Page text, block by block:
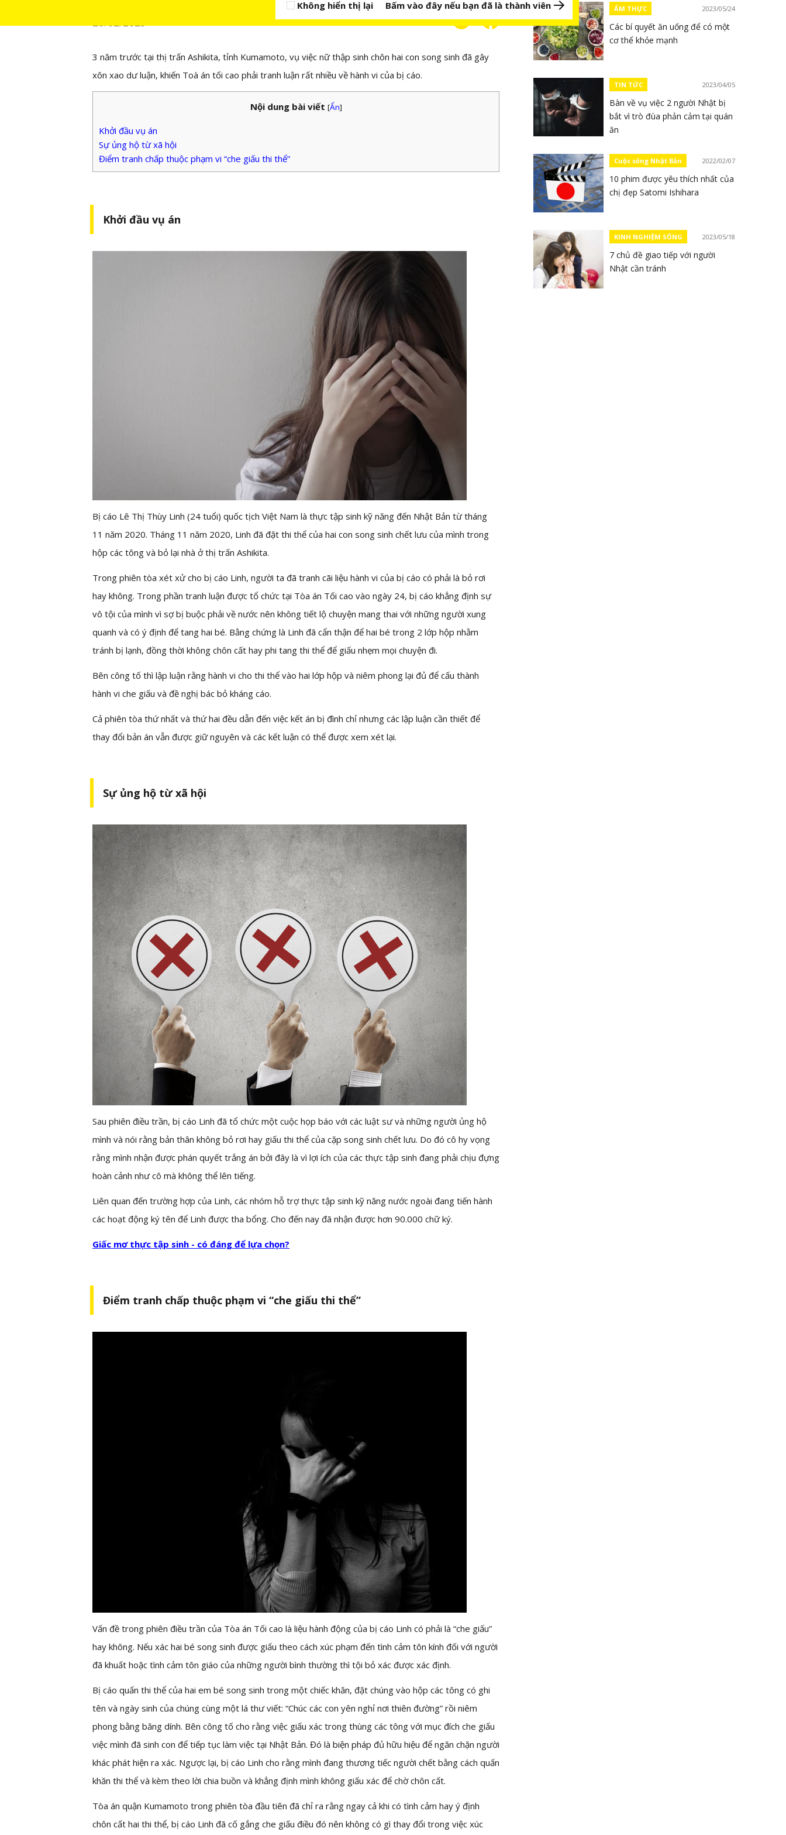
26/02/2023
3 năm trước tại thị trấn Ashikita, tỉnh Kumamoto, vụ việc nữ thập sinh chôn hai con song sinh đã gây
xôn xao dư luận, khiến Toà án tối cao phải tranh luận rất nhiều về hành vi của bị cáo.
Nội dung bài viết [Ẩn]
Khởi đầu vụ án
Sự ủng hộ từ xã hội
Điểm tranh chấp thuộc phạm vi “che giấu thi thể”
Khởi đầu vụ án
Bị cáo Lê Thị Thùy Linh (24 tuổi) quốc tịch Việt Nam là thực tập sinh kỹ năng đến Nhật Bản từ tháng
11 năm 2020. Tháng 11 năm 2020, Linh đã đặt thi thể của hai con song sinh chết lưu của mình trong
hộp các tông và bỏ lại nhà ở thị trấn Ashikita.
Trong phiên tòa xét xử cho bị cáo Linh, người ta đã tranh cãi liệu hành vi của bị cáo có phải là bỏ rơi
hay không. Trong phần tranh luận được tổ chức tại Tòa án Tối cao vào ngày 24, bị cáo khẳng định sự
vô tội của mình vì sợ bị buộc phải về nước nên không tiết lộ chuyện mang thai với những người xung
quanh và có ý định để tang hai bé. Bằng chứng là Linh đã cẩn thận để hai bé trong 2 lớp hộp nhằm
tránh bị lạnh, đồng thời không chôn cất hay phi tang thi thể để giấu nhẹm mọi chuyện đi.
Bên công tố thì lập luận rằng hành vi cho thi thể vào hai lớp hộp và niêm phong lại đủ để cấu thành
hành vi che giấu và đề nghị bác bỏ kháng cáo.
Cả phiên tòa thứ nhất và thứ hai đều dẫn đến việc kết án bị đình chỉ nhưng các lập luận cần thiết để
thay đổi bản án vẫn được giữ nguyên và các kết luận có thể được xem xét lại.
Sự ủng hộ từ xã hội
Sau phiên điều trần, bị cáo Linh đã tổ chức một cuộc họp báo với các luật sư và những người ủng hộ
mình và nói rằng bản thân không bỏ rơi hay giấu thi thể của cặp song sinh chết lưu. Do đó cô hy vọng
rằng mình nhận được phán quyết trắng án bởi đây là vì lợi ích của các thực tập sinh đang phải chịu đựng
hoàn cảnh như cô mà không thể lên tiếng.
Liên quan đến trường hợp của Linh, các nhóm hỗ trợ thực tập sinh kỹ năng nước ngoài đang tiến hành
các hoạt động ký tên để Linh được tha bổng. Cho đến nay đã nhận được hơn 90.000 chữ ký.
Giấc mơ thực tập sinh - có đáng để lựa chọn?
Điểm tranh chấp thuộc phạm vi “che giấu thi thể”
Vấn đề trong phiên điều trần của Tòa án Tối cao là liệu hành động của bị cáo Linh có phải là “che giấu”
hay không. Nếu xác hai bé song sinh được giấu theo cách xúc phạm đến tình cảm tôn kính đối với người
đã khuất hoặc tình cảm tôn giáo của những người bình thường thì tội bỏ xác được xác định.
Bị cáo quấn thi thể của hai em bé song sinh trong một chiếc khăn, đặt chúng vào hộp các tông có ghi
tên và ngày sinh của chúng cùng một lá thư viết: “Chúc các con yên nghỉ nơi thiên đường” rồi niêm
phong bằng băng dính. Bên công tố cho rằng việc giấu xác trong thùng các tông với mục đích che giấu
việc mình đã sinh con để tiếp tục làm việc tại Nhật Bản. Đó là biện pháp đủ hữu hiệu để ngăn chặn người
khác phát hiện ra xác. Ngược lại, bị cáo Linh cho rằng mình đang thương tiếc người chết bằng cách quấn
khăn thi thể và kèm theo lời chia buồn và khẳng định mình không giấu xác để chờ chôn cất.
Tòa án quận Kumamoto trong phiên tòa đầu tiên đã chỉ ra rằng ngay cả khi có tình cảm hay ý định
chôn cất hai thi thể, bị cáo Linh đã cố gắng che giấu điều đó nên không có gì thay đổi trong việc xúc
ẨM THỰC 2023/05/24
Các bí quyết ăn uống để có một
cơ thể khỏe mạnh
TIN TỨC 2023/04/05
Bàn về vụ việc 2 người Nhật bị
bắt vì trò đùa phản cảm tại quán
ăn
Cuộc sống Nhật Bản 2022/02/07
10 phim được yêu thích nhất của
chị đẹp Satomi Ishihara
KINH NGHIỆM SỐNG 2023/05/18
7 chủ đề giao tiếp với người
Nhật cần tránh
Không hiển thị lại Bấm vào đây nếu bạn đã là thành viên